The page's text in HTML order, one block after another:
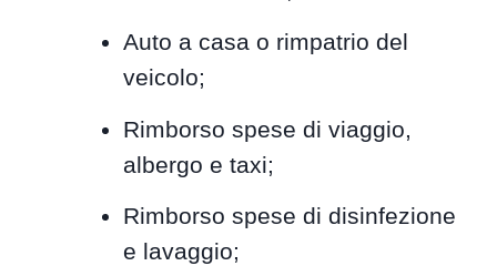
Auto a casa o rimpatrio del
veicolo;
Rimborso spese di viaggio,
albergo e taxi;
Rimborso spese di disinfezione
e lavaggio;